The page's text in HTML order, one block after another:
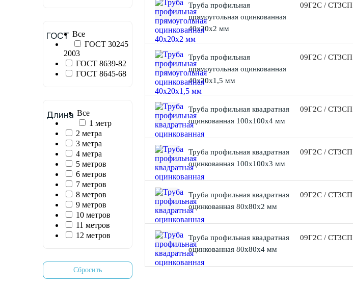
ГОСТ Все
ГОСТ 30245
2003
ГОСТ 8639-82
ГОСТ 8645-68
Длина Все
1 метр
2 метра
3 метра
4 метра
5 метров
6 метров
7 метров
8 метров
9 метров
10 метров
11 метров
12 метров
Труба профильная
прямоугольная оцинкованная
40х20х2 мм
09Г2С / СТ3СП
Труба профильная
прямоугольная оцинкованная
40х20х1,5 мм
09Г2С / СТ3СП
Труба профильная квадратная
оцинкованная 100х100х4 мм
09Г2С / СТ3СП
Труба профильная квадратная
оцинкованная 100х100х3 мм
09Г2С / СТ3СП
Труба профильная квадратная
оцинкованная 80х80х2 мм
09Г2С / СТ3СП
Труба профильная квадратная
оцинкованная 80х80х4 мм
09Г2С / СТ3СП